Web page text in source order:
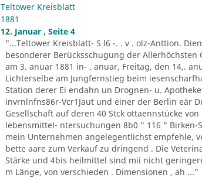
Teltower Kreisblatt
1881
12. Januar , Seite 4
"...Teltower Kreisblatt- S l6 -. . v . olz-Anttion.
besonderer Berücksschugung der Allerhöchsten
am 3. anuar 1881 in- . anuar, Freitag, den 14,.
Lichterselbe am Jungfernstieg beim
Station derer Ei endahn un Drognen- u.
invrnlnfns86r-Vcr1Jaut und einer der Berlin eär
Gesellschaft auf deren 40 Stck ottaennstücke
lebensmittel- ntersuchungen 8b0 " 116 "
mein Unternehmen angelegentlichst empfehle,
bette aare zum Verkauf zu dringend . Die
Stärke und 4bis heilmittel sind mii nicht
m Länge, von verschieden . Dimensionen , ah ..."